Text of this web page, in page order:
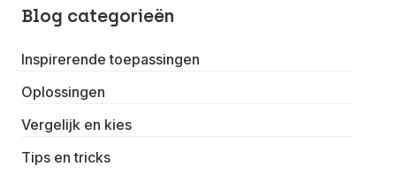
Blog categorieën
Inspirerende toepassingen
Oplossingen
Vergelijk en kies
Tips en tricks